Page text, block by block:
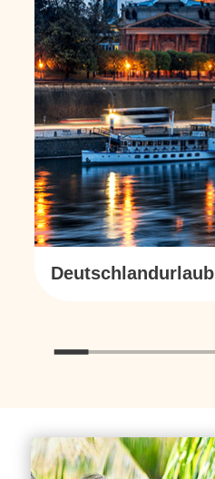
Deutschlandurlaub